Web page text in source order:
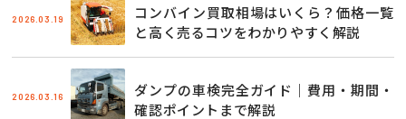
2026.03.19
コンバイン買取相場はいくら？価格一覧
と高く売るコツをわかりやすく解説
2026.03.16
ダンプの車検完全ガイド｜費用・期間・
確認ポイントまで解説